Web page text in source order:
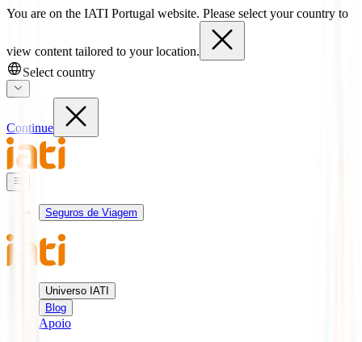
You are on the IATI Portugal website. Please select your country to
view content tailored to your location.
Select country
Continue
Seguros de Viagem
Universo IATI
Blog
Apoio